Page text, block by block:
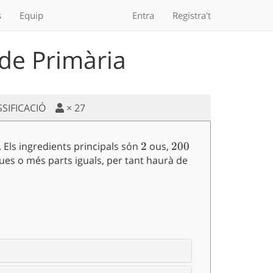
Equip Entra Registra't
Primària
× 27
Els ingredients principals són 2
2 ous, 200
200
o més parts iguals, per tant haurà de